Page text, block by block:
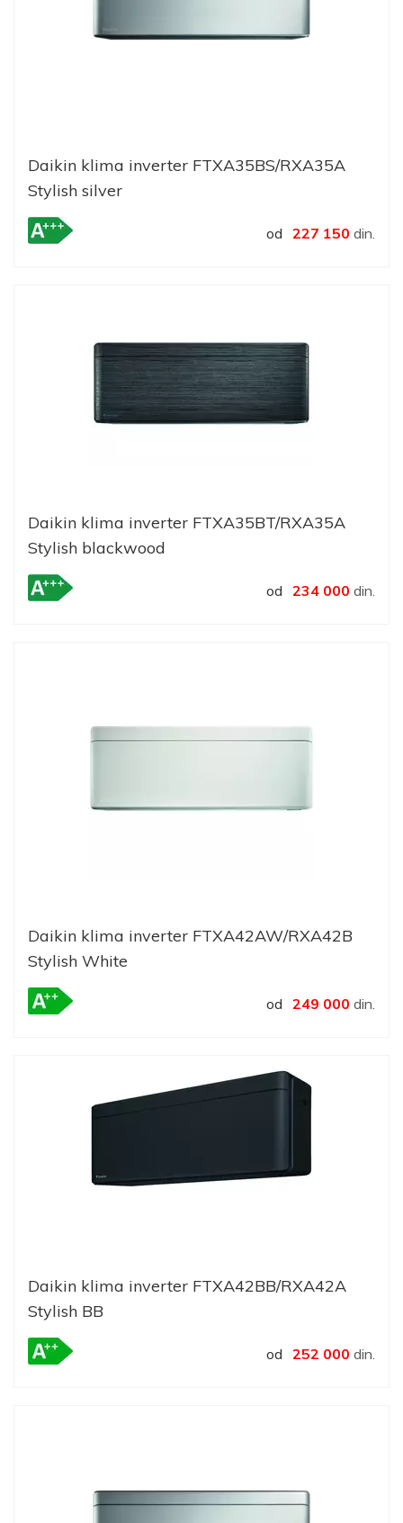
Daikin klima inverter FTXA35BS/RXA35A
Stylish silver
od 227 150 din.
Daikin klima inverter FTXA35BT/RXA35A
Stylish blackwood
od 234 000 din.
Daikin klima inverter FTXA42AW/RXA42B
Stylish White
od 249 000 din.
Daikin klima inverter FTXA42BB/RXA42A
Stylish BB
od 252 000 din.